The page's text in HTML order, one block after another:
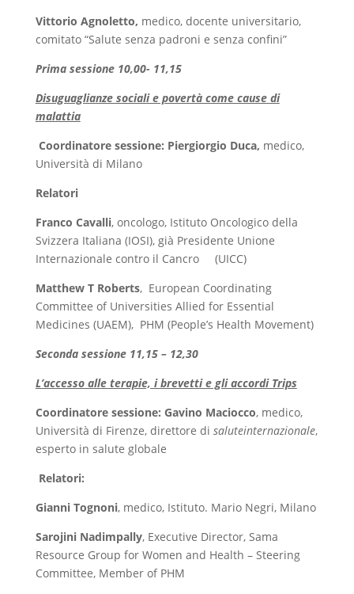
Vittorio Agnoletto, medico, docente universitario,
comitato “Salute senza padroni e senza confini”
Prima sessione 10,00- 11,15
Disuguaglianze sociali e povertà come cause di
malattia
Coordinatore sessione: Piergiorgio Duca, medico,
Università di Milano
Relatori
Franco Cavalli, oncologo, Istituto Oncologico della
Svizzera Italiana (IOSI), già Presidente Unione
Internazionale contro il Cancro (UICC)
Matthew T Roberts, European Coordinating
Committee of Universities Allied for Essential
Medicines (UAEM), PHM (People’s Health Movement)
Seconda sessione 11,15 – 12,30
L’accesso alle terapie, i brevetti e gli accordi Trips
Coordinatore sessione: Gavino Maciocco, medico,
Università di Firenze, direttore di saluteinternazionale,
esperto in salute globale
Relatori:
Gianni Tognoni, medico, Istituto. Mario Negri, Milano
Sarojini Nadimpally, Executive Director, Sama
Resource Group for Women and Health – Steering
Committee, Member of PHM